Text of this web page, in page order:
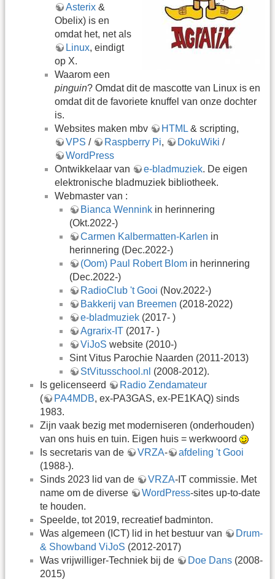
Asterix &
Obelix) is en
omdat het, net als
Linux, eindigt
op X.
Waarom een
pinguin? Omdat dit de mascotte van Linux is en
omdat dit de favoriete knuffel van onze dochter
is.
Websites maken mbv
HTML & scripting,
VPS / Raspberry Pi, DokuWiki /
WordPress
Ontwikkelaar van
e-bladmuziek. De eigen
elektronische bladmuziek bibliotheek.
Webmaster van :
Bianca Wennink in herinnering
(Okt.2022-)
Carmen Kalbermatten-Karlen in
herinnering (Dec.2022-)
(Oom) Paul Robert Blom in herinnering
(Dec.2022-)
RadioClub 't Gooi (Nov.2022-)
Bakkerij van Breemen (2018-2022)
e-bladmuziek (2017- )
Agrarix-IT (2017- )
ViJoS website (2010-)
Sint Vitus Parochie Naarden (2011-2013)
StVitusschool.nl (2008-2012).
Is gelicenseerd
Radio Zendamateur
(
PA4MDB, ex-PA3GAS, ex-PE1KAQ) sinds
1983.
Zijn vaak bezig met moderniseren (onderhouden)
van ons huis en tuin. Eigen huis = werkwoord
Is secretaris van de
VRZA-
afdeling 't Gooi
(1988-).
Sinds 2023 lid van de
VRZA-IT commissie. Met
name om de diverse
WordPress-sites up-to-date
te houden.
Speelde, tot 2019, recreatief badminton.
Was algemeen (ICT) lid in het bestuur van
Drum-
& Showband ViJoS (2012-2017)
Was vrijwilliger-Techniek bij de
Doe Dans (2008-
2015)